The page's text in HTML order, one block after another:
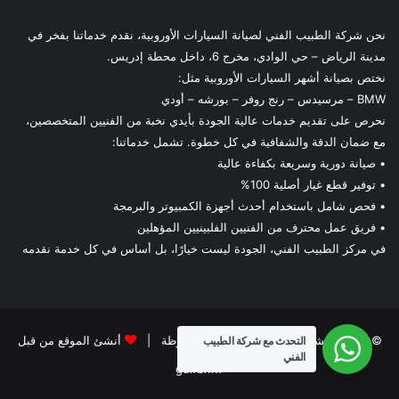
نحن شركة الطبيب الفني لصيانة السيارات الأوروبية، نقدم خدماتنا بفخر في
مدينة الرياض – حي الوادي، مخرج 6، داخل محطة إدريس.
نختص بصيانة أشهر السيارات الأوروبية مثل:
BMW – مرسيدس – رنج روفر – بورشه – أودي
نحرص على تقديم خدمات عالية الجودة بأيدي نخبة من الفنيين المتخصصين،
مع ضمان الدقة والشفافية في كل خطوة. تشمل خدماتنا:
• صيانة دورية وسريعة بكفاءة عالية
• توفير قطع غيار أصلية 100%
• فحص شامل باستخدام أحدث أجهزة الكمبيوتر والبرمجة
• فريق عمل محترف من الفنيين الفلبينيين المؤهلين
في مركز الطبيب الفني، الجودة ليست خيارًا، بل أساس في كل خدمة نقدمه
© حقوق النشر 2026، جميع الحقوق محفوظة |
أنشئ الموقع من قبل
gulfbmw
التحدث مع شركة الطبيب
الفني